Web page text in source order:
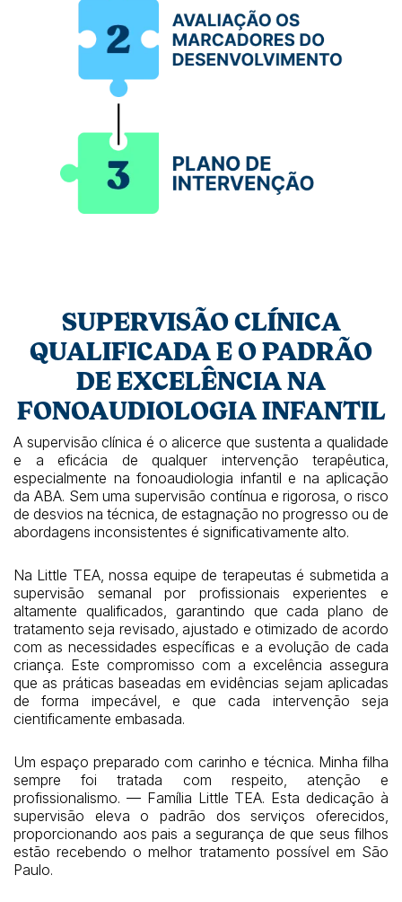
SUPERVISÃO CLÍNICA
QUALIFICADA E O PADRÃO
DE EXCELÊNCIA NA
FONOAUDIOLOGIA INFANTIL
A supervisão clínica é o alicerce que sustenta a qualidade
e a eficácia de qualquer intervenção terapêutica,
especialmente na fonoaudiologia infantil e na aplicação
da ABA. Sem uma supervisão contínua e rigorosa, o risco
de desvios na técnica, de estagnação no progresso ou de
abordagens inconsistentes é significativamente alto.
Na Little TEA, nossa equipe de terapeutas é submetida a
supervisão semanal por profissionais experientes e
altamente qualificados, garantindo que cada plano de
tratamento seja revisado, ajustado e otimizado de acordo
com as necessidades específicas e a evolução de cada
criança. Este compromisso com a excelência assegura
que as práticas baseadas em evidências sejam aplicadas
de forma impecável, e que cada intervenção seja
cientificamente embasada.
Um espaço preparado com carinho e técnica. Minha filha
sempre foi tratada com respeito, atenção e
profissionalismo. — Família Little TEA. Esta dedicação à
supervisão eleva o padrão dos serviços oferecidos,
proporcionando aos pais a segurança de que seus filhos
estão recebendo o melhor tratamento possível em São
Paulo.